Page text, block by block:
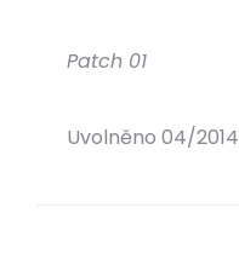
Patch 01
Uvolněno 04/2014